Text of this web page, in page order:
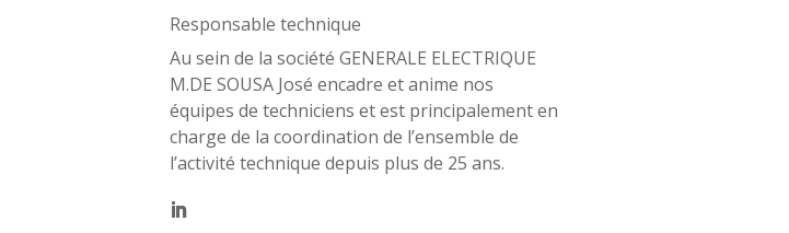
Responsable technique
Au sein de la société GENERALE ELECTRIQUE
M.DE SOUSA José encadre et anime nos
équipes de techniciens et est principalement en
charge de la coordination de l’ensemble de
l’activité technique depuis plus de 25 ans.